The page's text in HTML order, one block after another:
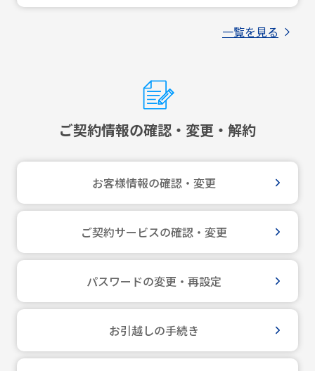
一覧を見る
ご契約情報の確認・変更・解約
お客様情報の確認・変更
ご契約サービスの確認・変更
パスワードの変更・再設定
お引越しの手続き